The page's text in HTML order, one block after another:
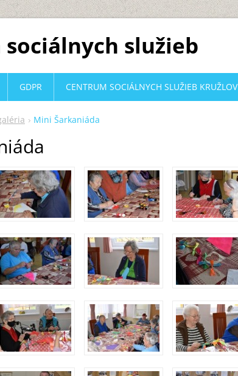
služieb
Mini Šarkaniáda
GDPR CENTRUM SOCIÁLNYCH SLUŽIEB KRUŽLOV